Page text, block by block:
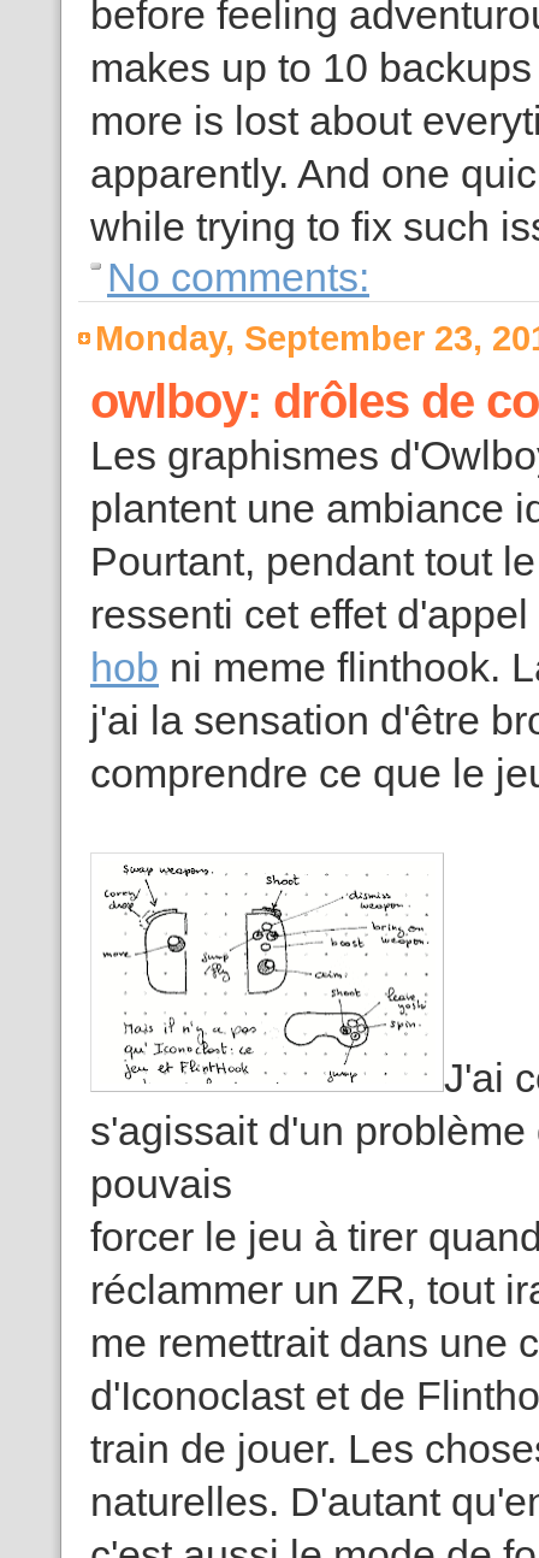
before feeling
makes up to 10
more is lost about
apparently. And one
while trying to fix such
No comments:
Monday, September 23,
owlboy: drôles de
Les graphismes
plantent une ambiance
Pourtant, pendant tout
ressenti cet effet
hob ni meme flinthook.
j'ai la sensation d'être
comprendre ce que le
J'ai
s'agissait d'un
pouvais
forcer le jeu à tirer
réclammer un ZR, tout
me remettrait dans une
d'Iconoclast et de
train de jouer. Les
naturelles. D'autant